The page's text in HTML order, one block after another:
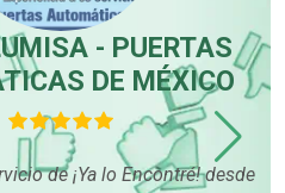
- PUERTAS
DE MÉXICO
¡Ya lo Encontré! desde hace